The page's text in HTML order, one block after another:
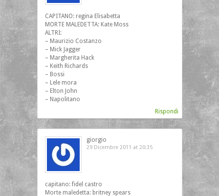
CAPITANO: regina Elisabetta
MORTE MALEDETTA: Kate Moss
ALTRI:
– Maurizio Costanzo
– Mick Jagger
– Margherita Hack
– Keith Richards
– Bossi
– Lele mora
– Elton John
– Napolitano
Rispondi
giorgio
29 Dicembre 2011 at 20:35
capitano: fidel castro
Morte maledetta: britney spears